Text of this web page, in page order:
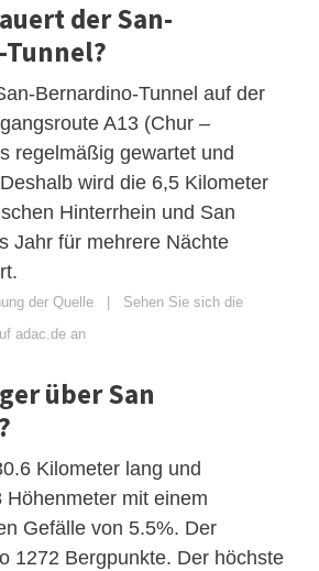
der San-
Bernardino-Tunnel auf der
A13 (Chur –
regelmäßig gewartet und
wird die 6,5 Kilometer
Hinterrhein und San
Jahr für mehrere Nächte
der Quelle
Sehen Sie sich die
adac.de an
über San
Kilometer lang und
Höhenmeter mit einem
Gefälle von 5.5%. Der
1272 Bergpunkte. Der höchste